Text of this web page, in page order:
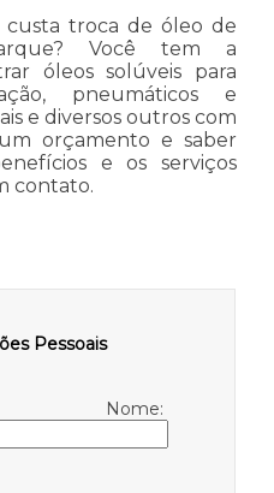
troca de óleo de
Você tem a
óleos solúveis para
pneumáticos e
e diversos outros com
orçamento e saber
e os serviços
contato.
Pessoais
Nome: